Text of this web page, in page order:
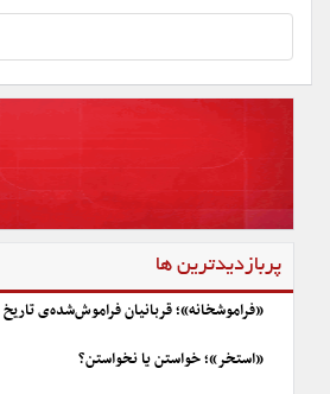
پربازدیدترین ها
«فراموشخانه»؛ قربانیان فراموش‌شده‌ی تاریخ
«استخر»؛ خواستن یا نخواستن؟